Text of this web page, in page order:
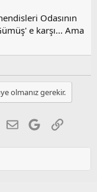
Odasının
e karşı... Ama
olmanız gerekir.
E-postaGoogleLink